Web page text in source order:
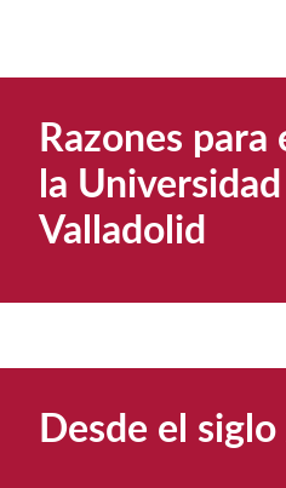
Razones
la
Valladolid
Desde el siglo